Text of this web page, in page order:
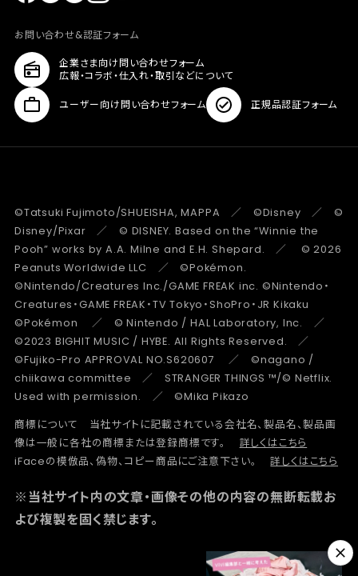
お問い合わせ&認証フォーム
企業さま向け問い合わせフォーム
広報・コラボ・仕入れ・取引などについて
ユーザー向け問い合わせフォーム 正規品認証フォーム
©Tatsuki Fujimoto/SHUEISHA, MAPPA ／ ©Disney ／ ©
Disney/Pixar ／ © DISNEY. Based on the “Winnie the
Pooh” works by A.A. Milne and E.H. Shepard. ／ © 2026
Peanuts Worldwide LLC ／ ©Pokémon.
©Nintendo/Creatures Inc./GAME FREAK inc. ©Nintendo・
Creatures・GAME FREAK・TV Tokyo・ShoPro・JR Kikaku
©Pokémon ／ © Nintendo / HAL Laboratory, Inc. ／
©2023 BIGHIT MUSIC / HYBE. All Rights Reserved. ／
©Fujiko-Pro APPROVAL NO.S620607 ／ ©nagano /
chiikawa committee ／ STRANGER THINGS ™/© Netflix.
Used with permission. ／ ©Mika Pikazo
商標について 当社サイトに記載されている会社名、製品名、製品画
像は一般に各社の商標または登録商標です。
詳しくはこちら
iFaceの模倣品、偽物、コピー商品にご注意下さい。
詳しくはこちら
※当社サイト内の文章・画像その他の内容の無断転載お
よび複製を固く禁じます。